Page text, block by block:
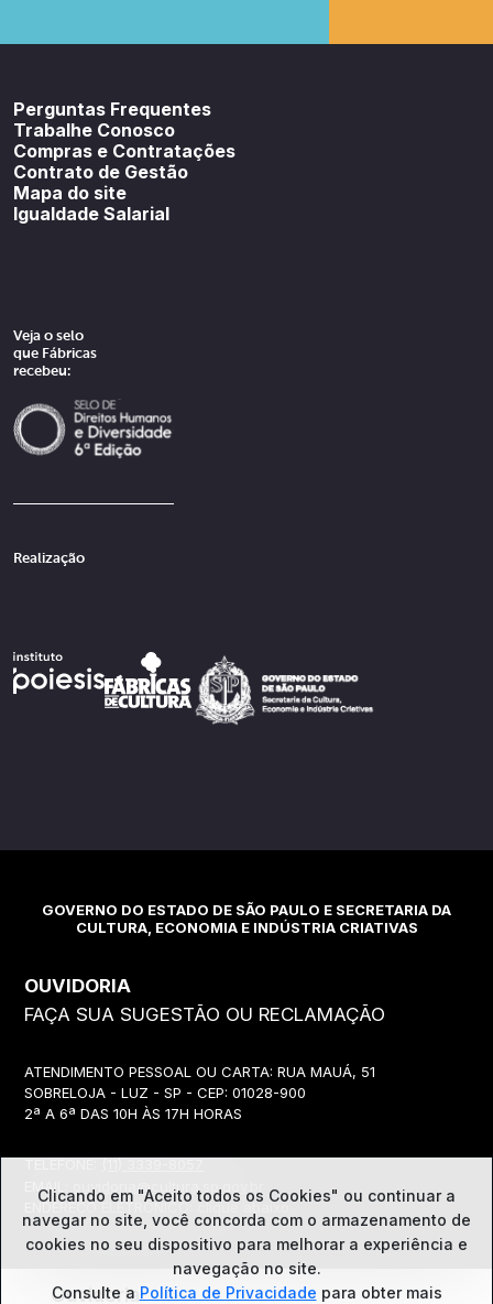
Perguntas Frequentes
Trabalhe Conosco
Compras e Contratações
Contrato de Gestão
Mapa do site
Igualdade Salarial
Veja o selo
que Fábricas
recebeu:
Realização
GOVERNO DO ESTADO DE SÃO PAULO E SECRETARIA DA
CULTURA, ECONOMIA E INDÚSTRIA CRIATIVAS
OUVIDORIA
FAÇA SUA SUGESTÃO OU RECLAMAÇÃO
ATENDIMENTO PESSOAL OU CARTA: RUA MAUÁ, 51
SOBRELOJA - LUZ - SP - CEP: 01028-900
2ª A 6ª DAS 10H ÀS 17H HORAS
EMAIL:
ouvidoria@cultura.sp.gov.br
ENDEREÇO ELETRÔNICO: clique abaixo
Ouvidoria
Clicando em "Aceito todos os Cookies" ou continuar a
navegar no site, você concorda com o armazenamento de
cookies no seu dispositivo para melhorar a experiência e
navegação no site.
Consulte a Política de Privacidade para obter mais